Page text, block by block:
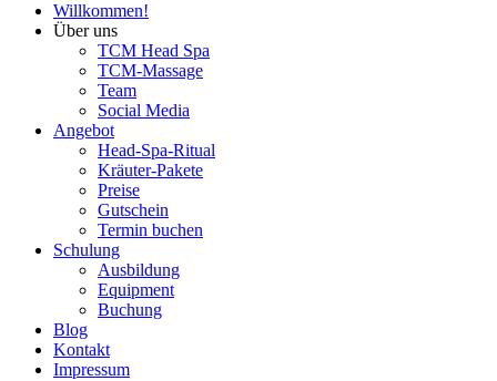
Willkommen!
Über uns
TCM Head Spa
TCM-Massage
Team
Social Media
Angebot
Head-Spa-Ritual
Kräuter-Pakete
Preise
Gutschein
Termin buchen
Schulung
Ausbildung
Equipment
Buchung
Blog
Kontakt
Impressum